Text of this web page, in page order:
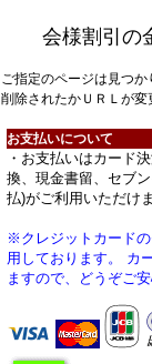
会様割引の
ご指定のページは見つか
削除されたかＵＲＬが変
お支払いについて
・お支払いはカード
換、現金書留、セブ
払)がご利用いただけま
※クレジットカード
用しております。 カ
ますので、どうぞご安